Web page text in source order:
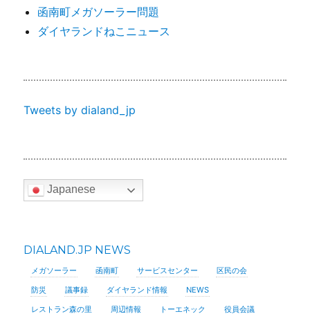
函南町メガソーラー問題
ダイヤランドねこニュース
Tweets by dialand_jp
Japanese
DIALAND.JP NEWS
メガソーラー 函南町 サービスセンター
区民の会
防災
議事録 ダイヤランド情報
NEWS
レストラン森の里
周辺情報 トーエネック 役員会議